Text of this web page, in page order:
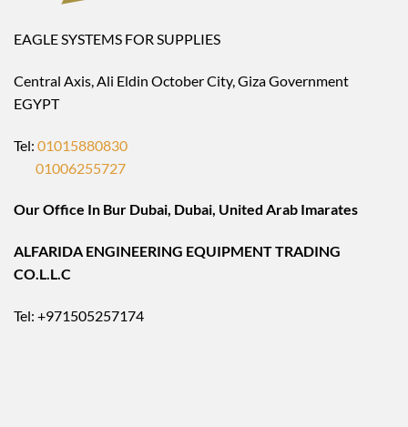
EAGLE SYSTEMS FOR SUPPLIES
Central Axis, Ali Eldin October City, Giza Government
EGYPT
Tel: 01015880830
01006255727
Our Office In Bur Dubai, Dubai, United Arab Imarates
ALFARIDA ENGINEERING EQUIPMENT TRADING
CO.L.L.C
Tel: +971505257174